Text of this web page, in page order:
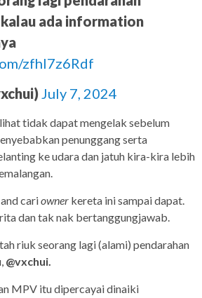
ada information
zfhI7z6Rdf
July 7, 2024
tidak dapat mengelak sebelum
penunggang serta
ke udara dan jatuh kira-kira lebih
and cariowner kereta ini sampai dapat.
dan tak nak bertanggungjawab.
riuk seorang lagi (alami) pendarahan
@vxchui.
MPV itu dipercayai dinaiki